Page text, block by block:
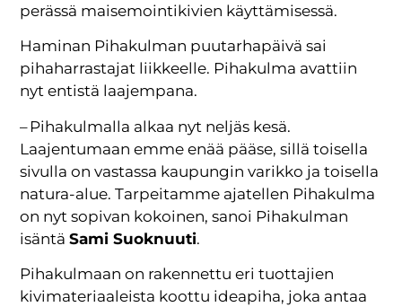
perässä maisemointikivien käyttämisessä.
Haminan Pihakulman puutarhapäivä sai
pihaharrastajat liikkeelle. Pihakulma avattiin
nyt entistä laajempana.
– Pihakulmalla alkaa nyt neljäs kesä.
Laajentumaan emme enää pääse, sillä toisella
sivulla on vastassa kaupungin varikko ja toisella
natura-alue. Tarpeitamme ajatellen Pihakulma
on nyt sopivan kokoinen, sanoi Pihakulman
isäntäSami Suoknuuti.
Pihakulmaan on rakennettu eri tuottajien
kivimateriaaleista koottu ideapiha, joka antaa